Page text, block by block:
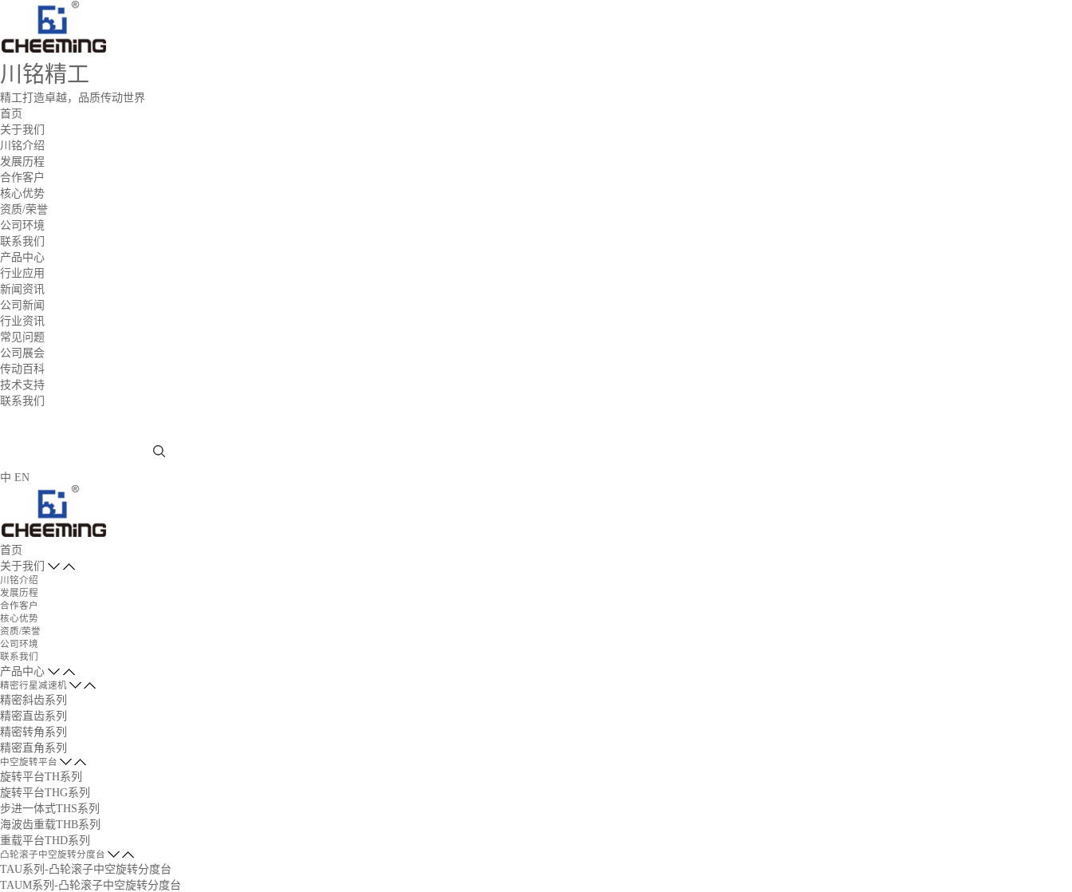
川铭精工
精工打造卓越，品质传动世界
首页
关于我们
川铭介绍
发展历程
合作客户
核心优势
资质/荣誉
公司环境
联系我们
产品中心
行业应用
新闻资讯
公司新闻
行业资讯
常见问题
公司展会
传动百科
技术支持
联系我们
中 EN
首页
关于我们
川铭介绍
发展历程
合作客户
核心优势
资质/荣誉
公司环境
联系我们
产品中心
精密行星减速机
精密斜齿系列
精密直齿系列
精密转角系列
精密直角系列
中空旋转平台
旋转平台TH系列
旋转平台THG系列
步进一体式THS系列
海波齿重载THB系列
重载平台THD系列
凸轮滚子中空旋转分度台
TAU系列-凸轮滚子中空旋转分度台
TAUM系列-凸轮滚子中空旋转分度台